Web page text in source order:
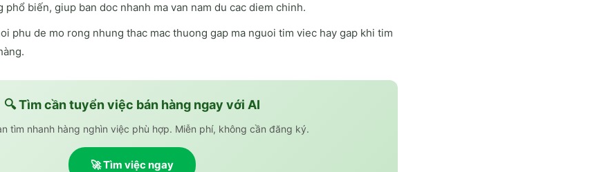
phổ biến, giup ban doc nhanh ma van nam du cac diem chinh.
phu de mo rong nhung thac mac thuong gap ma nguoi tim viec hay gap khi tim
🔍 Tìmcần tuyển việc bán hàng ngay với AI
tìm nhanh hàng nghìn việc phù hợp. Miễn phí, không cần đăng ký.
🚀 Tìm việc ngay